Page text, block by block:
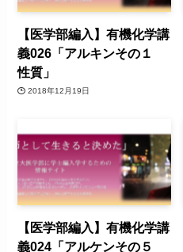
【医学部編入】有機化学講
義026「アルキンその１
性質」
2018年12月19日
【医学部編入】有機化学講
義024「アルケンその５